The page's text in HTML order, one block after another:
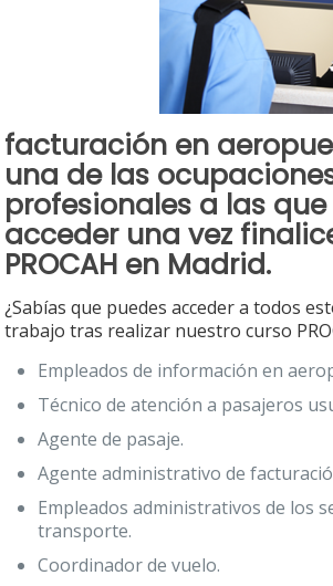
facturación en
una de las
profesionales a las
acceder una vez
PROCAH en Madrid.
¿Sabías que puedes acceder a todos
trabajo tras realizar nuestro curso
Empleados de información en
Técnico de atención a pasajeros
Agente de pasaje.
Agente administrativo de
Empleados administrativos de los
transporte.
Coordinador de vuelo.